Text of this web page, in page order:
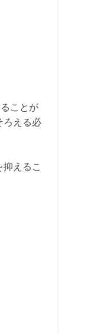
ことが
ろえる必
えるこ